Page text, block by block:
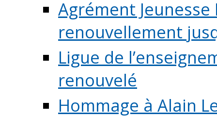
Agrément
renouvellement
Ligue de
renouvelé
Hommage à Alain